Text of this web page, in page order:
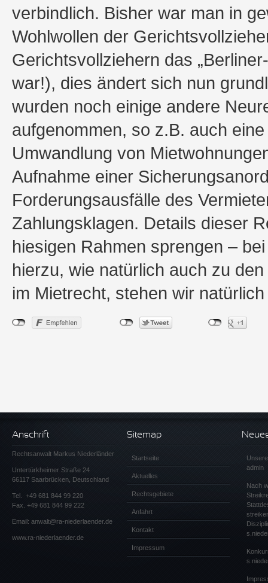
verbindlich. Bisher war man in
Wohlwollen der
Gerichtsvollziehern das
war!), dies ändert sich nun
wurden noch einige andere
aufgenommen, so z.B. auch
Umwandlung von
Aufnahme einer
Forderungsausfälle des
Zahlungsklagen. Details dieser
hiesigen Rahmen sprengen –
hierzu, wie natürlich auch zu
im Mietrecht, stehen wir
Anschrift
Rechtsanwalt Markus Niederländer
Untertürkheimer Straße 24
66117 Saarbrücken, Deutschland
Tel. +49 681 844 99 220
Fax. +49 681 844 99 222
Email: anwalt@ra-niederlaender.de
www.ra-niederlaender.de
Sitemap
Startseite
Aktuelles
Rechtsgebiete
Anfahrt
Kontakt
Impressum
admin
Nach